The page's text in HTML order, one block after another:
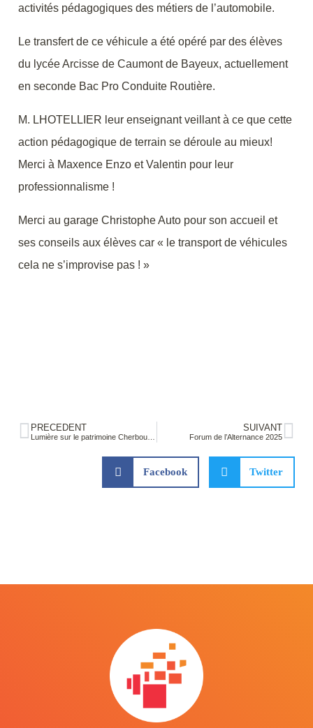
activités pédagogiques des métiers de l’automobile.
Le transfert de ce véhicule a été opéré par des élèves
du lycée Arcisse de Caumont de Bayeux, actuellement
en seconde Bac Pro Conduite Routière.
M. LHOTELLIER leur enseignant veillant à ce que cette
action pédagogique de terrain se déroule au mieux!
Merci à Maxence Enzo et Valentin pour leur
professionnalisme !
Merci au garage Christophe Auto pour son accueil et
ses conseils aux élèves car « le transport de véhicules
cela ne s’improvise pas ! »
PRÉCÉDENT SUIVANT
Forum de l’Alternance 2025
Facebook Twitter